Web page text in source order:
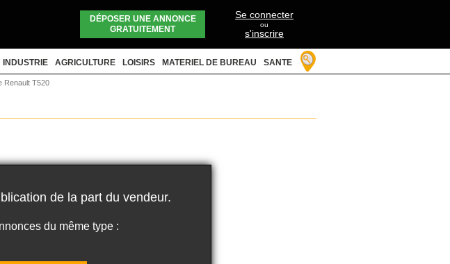
DÉPOSER UNE ANNONCE
GRATUITEMENT
Se connecter
ou
s'inscrire
INDUSTRIE AGRICULTURE LOISIRS MATERIEL DE BUREAU SANTE
Renault T520
de la part du vendeur.
du même type :